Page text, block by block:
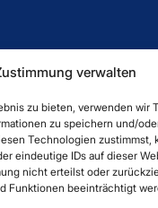
verwalten
zu bieten, verwenden wir
zu speichern und/
Technologien zustimmst,
eindeutige IDs auf dieser
nicht erteilst oder
Funktionen beeinträchtigt
(EU)